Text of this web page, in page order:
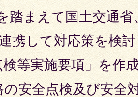
踏まえて国土交通省
携して対応策を検
等実施要項」を作
の安全点検及び安全